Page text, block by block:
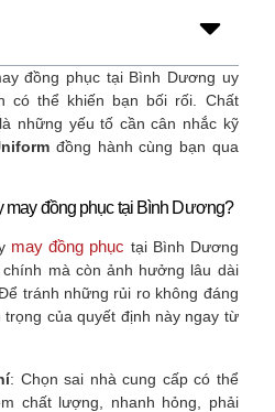
đồng phục tại Bình Dương uy
có thể khiến bạn bối rối. Chất
những yếu tố cần cân nhắc kỹ
đồng hành cùng bạn qua
may đồng phục tại Bình Dương?
may đồng phục tại Bình Dương
mà còn ảnh hưởng lâu dài
tránh những rủi ro không đáng
của quyết định này ngay từ
: Chọn sai nhà cung cấp có thể
chất lượng, nhanh hỏng, phải